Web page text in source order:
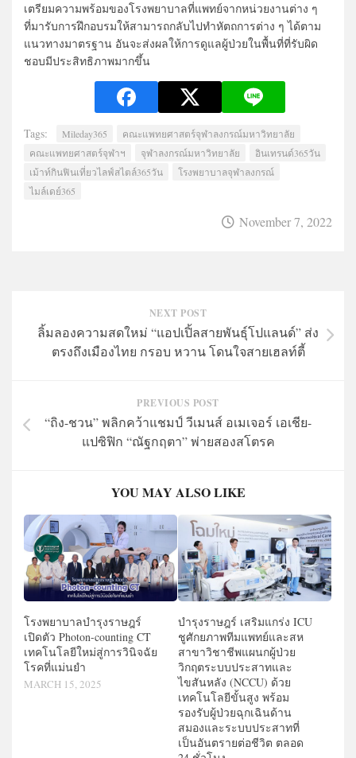
เตรียมความพร้อมของโรงพยาบาลที่แพทย์จากหน่วยงานต่าง ๆ
ที่มารับการฝึกอบรมให้สามารถกลับไปทำหัตถการต่าง ๆ ได้ตาม
แนวทางมาตรฐาน อันจะส่งผลให้การดูแลผู้ป่วยในพื้นที่ที่รับผิด
ชอบมีประสิทธิภาพมากขึ้น
Tags: Mileday365
คณะแพทยศาสตร์จุฬาลงกรณ์มหาวิทยาลัย
คณะแพทยศาสตร์จุฬาฯ
จุฬาลงกรณ์มหาวิทยาลัย
อินเทรนด์365วัน
เม้าท์กินฟินเที่ยวไลฟ์สไตล์365วัน
โรงพยาบาลจุฬาลงกรณ์
ไมล์เดย์365
November 7, 2022
NEXT POST
ลิ้มลองความสดใหม่ “แอปเปิ้ลสายพันธุ์โปแลนด์” ส่ง
ตรงถึงเมืองไทย กรอบ หวาน โดนใจสายเฮลท์ตี้
PREVIOUS POST
“ถิง-ชวน” พลิกคว้าแชมป์ วีเมนส์ อเมเจอร์ เอเชีย-
แปซิฟิก “ณัฐกฤตา” พ่ายสองสโตรค
YOU MAY ALSO LIKE
โรงพยาบาลบำรุงราษฎร์
เปิดตัว Photon-counting CT
เทคโนโลยีใหม่สู่การวินิจฉัย
โรคที่แม่นยำ
MARCH 15, 2025
บำรุงราษฎร์ เสริมแกร่ง ICU
ชูศักยภาพทีมแพทย์และสห
สาขาวิชาชีพแผนกผู้ป่วย
วิกฤตระบบประสาทและ
ไขสันหลัง (NCCU) ด้วย
เทคโนโลยีขั้นสูง พร้อม
รองรับผู้ป่วยฉุกเฉินด้าน
สมองและระบบประสาทที่
เป็นอันตรายต่อชีวิต ตลอด